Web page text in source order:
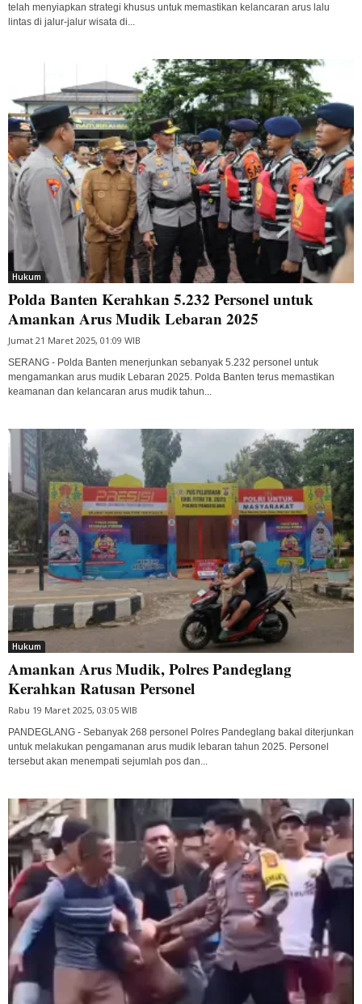
telah menyiapkan strategi khusus untuk memastikan kelancaran arus lalu
lintas di jalur-jalur wisata di...
Hukum
Polda Banten Kerahkan 5.232 Personel untuk
Amankan Arus Mudik Lebaran 2025
Jumat 21 Maret 2025, 01:09 WIB
SERANG - Polda Banten menerjunkan sebanyak 5.232 personel untuk
mengamankan arus mudik Lebaran 2025. Polda Banten terus memastikan
keamanan dan kelancaran arus mudik tahun...
Hukum
Amankan Arus Mudik, Polres Pandeglang
Kerahkan Ratusan Personel
Rabu 19 Maret 2025, 03:05 WIB
PANDEGLANG - Sebanyak 268 personel Polres Pandeglang bakal diterjunkan
untuk melakukan pengamanan arus mudik lebaran tahun 2025. Personel
tersebut akan menempati sejumlah pos dan...